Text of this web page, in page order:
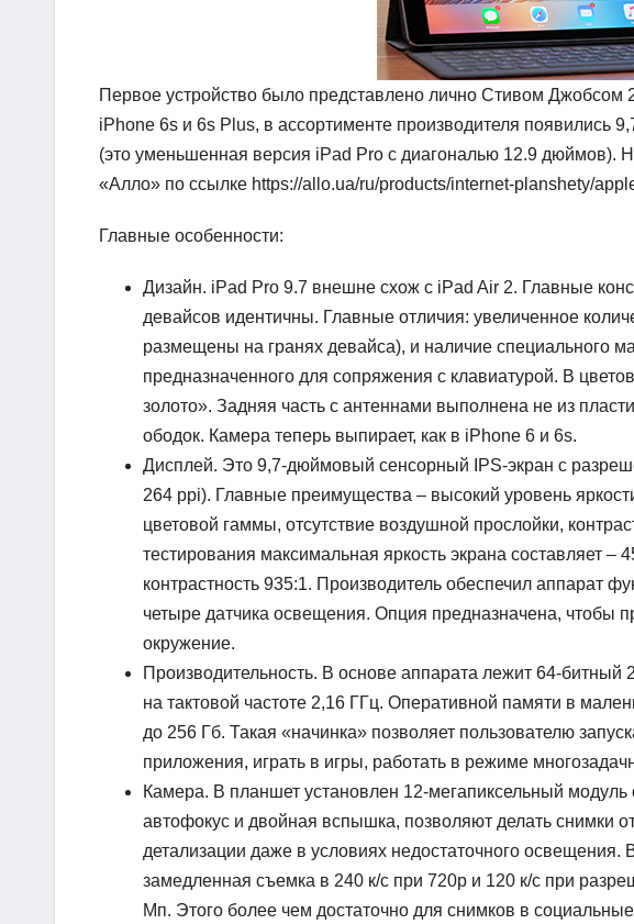
Первое устройство было представлено лично Стивом Джобсом
iPhone 6s и 6s Plus, в ассортименте производителя появились
(это уменьшенная версия iPad Pro с диагональю 12.9 дюймов).
«Алло» по ссылке https://allo.ua/ru/products/internet-planshety/
Главные особенности:
Дизайн. iPad Pro 9.7 внешне схож с iPad Air 2. Главные
девайсов идентичны. Главные отличия: увеличенное
размещены на гранях девайса), и наличие специального
предназначенного для сопряжения с клавиатурой. В
золото». Задняя часть с антеннами выполнена не из
ободок. Камера теперь выпирает, как в iPhone 6 и 6s.
Дисплей. Это 9,7-дюймовый сенсорный IPS-экран с
264 ppi). Главные преимущества – высокий уровень
цветовой гаммы, отсутствие воздушной прослойки,
тестирования максимальная яркость экрана составляет
контрастность 935:1. Производитель обеспечил аппарат
четыре датчика освещения. Опция предназначена, чтобы
окружение.
Производительность. В основе аппарата лежит 64-
на тактовой частоте 2,16 ГГц. Оперативной памяти в
до 256 Гб. Такая «начинка» позволяет пользователю
приложения, играть в игры, работать в режиме
Камера. В планшет установлен 12-мегапиксельный
автофокус и двойная вспышка, позволяют делать снимки
детализации даже в условиях недостаточного
замедленная съемка в 240 к/с при 720p и 120 к/с при
Мп. Этого более чем достаточно для снимков в социальные